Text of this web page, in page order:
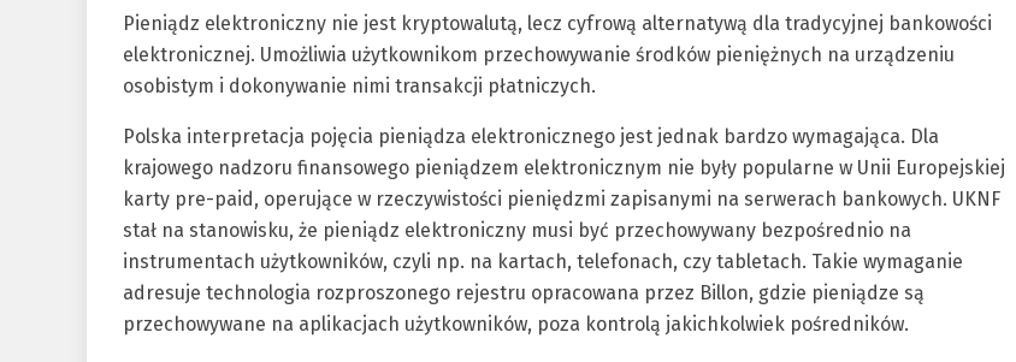
Pieniądz elektroniczny nie jest kryptowalutą, lecz cyfrową alternatywą dla tradycyjnej bankowości
elektronicznej. Umożliwia użytkownikom przechowywanie środków pieniężnych na urządzeniu
osobistym i dokonywanie nimi transakcji płatniczych.
Polska interpretacja pojęcia pieniądza elektronicznego jest jednak bardzo wymagająca. Dla
krajowego nadzoru finansowego pieniądzem elektronicznym nie były popularne w Unii Europejskiej
karty pre-paid, operujące w rzeczywistości pieniędzmi zapisanymi na serwerach bankowych. UKNF
stał na stanowisku, że pieniądz elektroniczny musi być przechowywany bezpośrednio na
instrumentach użytkowników, czyli np. na kartach, telefonach, czy tabletach. Takie wymaganie
adresuje technologia rozproszonego rejestru opracowana przez Billon, gdzie pieniądze są
przechowywane na aplikacjach użytkowników, poza kontrolą jakichkolwiek pośredników.